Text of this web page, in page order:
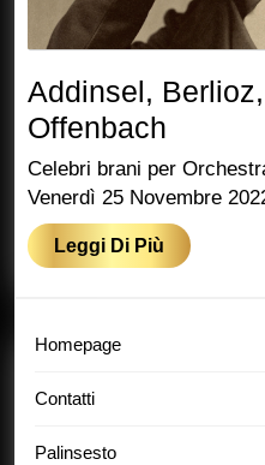
Addinsel,
Offenbach
Celebri brani per
Venerdì 25 Novembre
Leggi Di Più Leggi
Di
Homepage
Contatti
Palinsesto